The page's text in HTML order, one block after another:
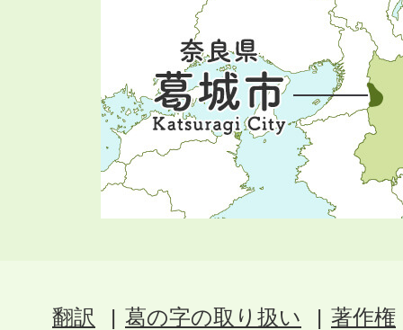
翻訳 葛の字の取り扱い
著作権